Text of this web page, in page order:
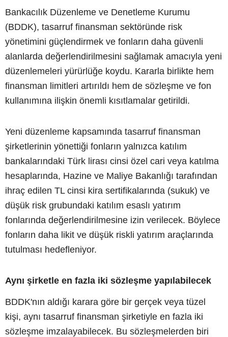
Bankacılık Düzenleme ve Denetleme Kurumu
(BDDK), tasarruf finansman sektöründe risk
yönetimini güçlendirmek ve fonların daha güvenli
alanlarda değerlendirilmesini sağlamak amacıyla yeni
düzenlemeleri yürürlüğe koydu. Kararla birlikte hem
finansman limitleri artırıldı hem de sözleşme ve fon
kullanımına ilişkin önemli kısıtlamalar getirildi.
Yeni düzenleme kapsamında tasarruf finansman
şirketlerinin yönettiği fonların yalnızca katılım
bankalarındaki Türk lirası cinsi özel cari veya katılma
hesaplarında, Hazine ve Maliye Bakanlığı tarafından
ihraç edilen TL cinsi kira sertifikalarında (sukuk) ve
düşük risk grubundaki katılım esaslı yatırım
fonlarında değerlendirilmesine izin verilecek. Böylece
fonların daha likit ve düşük riskli yatırım araçlarında
tutulması hedefleniyor.
Aynı şirketle en fazla iki sözleşme yapılabilecek
BDDK'nın aldığı karara göre bir gerçek veya tüzel
kişi, aynı tasarruf finansman şirketiyle en fazla iki
sözleşme imzalayabilecek. Bu sözleşmelerden biri